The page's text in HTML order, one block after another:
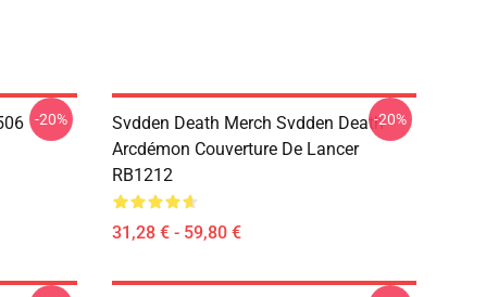
-20%
Svdden Death Merch Svdden Death
Arcdémon Couverture De Lancer
RB1212
31,28 € - 59,80 €
-20%